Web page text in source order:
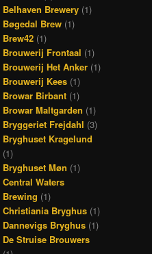
Belhaven Brewery (1)
Bøgedal Brew (1)
Brew42 (1)
Brouwerij Frontaal (1)
Brouwerij Het Anker (1)
Brouwerij Kees (1)
Browar Birbant (1)
Browar Maltgarden (1)
Bryggeriet Frejdahl (3)
Bryghuset Kragelund
(1)
Bryghuset Møn (1)
Central Waters
Brewing (1)
Christiania Bryghus (1)
Dannevigs Bryghus (1)
De Struise Brouwers